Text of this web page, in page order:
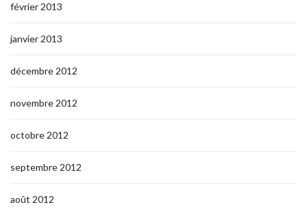
février 2013
janvier 2013
décembre 2012
novembre 2012
octobre 2012
septembre 2012
août 2012